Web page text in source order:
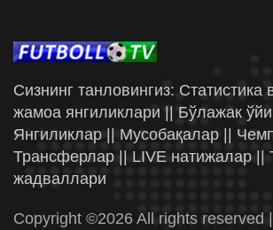
Сизнинг танловингиз: Статистика
жамоа янгиликлари || Бўлажак
Янгиликлар || Мусобақалар ||
Трансферлар || LIVE натижалар ||
жадваллари
Copyright ©2026 All rights reserved